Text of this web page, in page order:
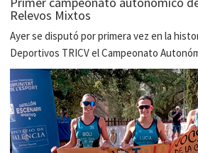
Relevos Mixtos
Ayer se disputó por primera vez en la
Deportivos TRICV el Campeonato